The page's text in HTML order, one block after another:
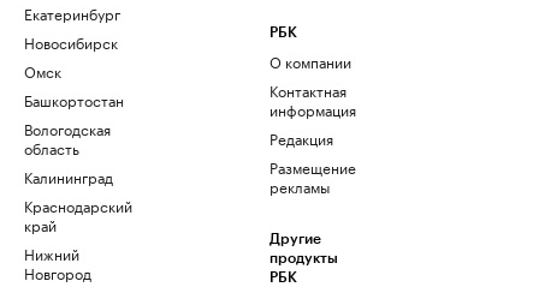
Екатеринбург
Новосибирск
Омск
Башкортостан
Вологодская
область
Калининград
Краснодарский
край
Нижний
Новгород
РБК
О компании
Контактная
информация
Редакция
Размещение
рекламы
Другие
продукты
РБК